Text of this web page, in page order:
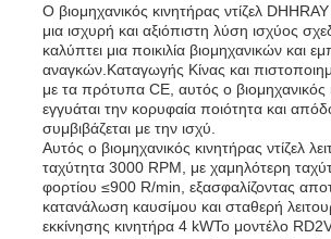
Ο βιομηχανικός κινητήρας ντίζελ
μια ισχυρή και αξιόπιστη λύση ισχύος
καλύπτει μια ποικιλία βιομηχανικών και
αναγκών.Καταγωγής Κίνας και
με τα πρότυπα CE, αυτός ο βιομηχανικός
εγγυάται την κορυφαία ποιότητα και
συμβιβάζεται με την ισχύ.
Αυτός ο βιομηχανικός κινητήρας ντίζελ
ταχύτητα 3000 RPM, με χαμηλότερη
φορτίου ≤900 R/min, εξασφαλίζοντας
κατανάλωση καυσίμου και σταθερή
εκκίνησης κινητήρα 4 kWΤο μοντέλο